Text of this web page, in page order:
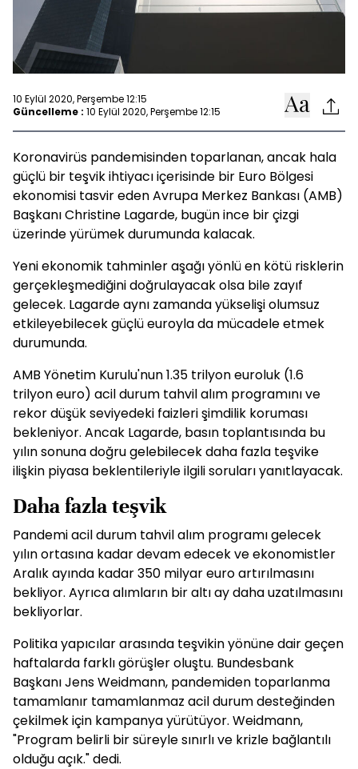
10 Eylül 2020, Perşembe 12:15
Güncelleme : 10 Eylül 2020, Perşembe 12:15
Koronavirüs pandemisinden toparlanan, ancak hala
güçlü bir teşvik ihtiyacı içerisinde bir Euro Bölgesi
ekonomisi tasvir eden Avrupa Merkez Bankası (AMB)
Başkanı Christine Lagarde, bugün ince bir çizgi
üzerinde yürümek durumunda kalacak.
Yeni ekonomik tahminler aşağı yönlü en kötü risklerin
gerçekleşmediğini doğrulayacak olsa bile zayıf
gelecek. Lagarde aynı zamanda yükselişi olumsuz
etkileyebilecek güçlü euroyla da mücadele etmek
durumunda.
AMB Yönetim Kurulu'nun 1.35 trilyon euroluk (1.6
trilyon euro) acil durum tahvil alım programını ve
rekor düşük seviyedeki faizleri şimdilik koruması
bekleniyor. Ancak Lagarde, basın toplantısında bu
yılın sonuna doğru gelebilecek daha fazla teşvike
ilişkin piyasa beklentileriyle ilgili soruları yanıtlayacak.
Daha fazla teşvik
Pandemi acil durum tahvil alım programı gelecek
yılın ortasına kadar devam edecek ve ekonomistler
Aralık ayında kadar 350 milyar euro artırılmasını
bekliyor. Ayrıca alımların bir altı ay daha uzatılmasını
bekliyorlar.
Politika yapıcılar arasında teşvikin yönüne dair geçen
haftalarda farklı görüşler oluştu. Bundesbank
Başkanı Jens Weidmann, pandemiden toparlanma
tamamlanır tamamlanmaz acil durum desteğinden
çekilmek için kampanya yürütüyor. Weidmann,
"Program belirli bir süreyle sınırlı ve krizle bağlantılı
olduğu açık." dedi.